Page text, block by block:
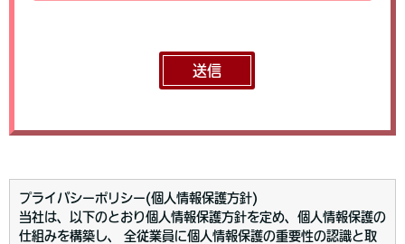
プライバシーポリシー(個人情報保護方針)
当社は、以下のとおり個人情報保護方針を定め、個人情報保護の
仕組みを構築し、 全従業員に個人情報保護の重要性の認識と取